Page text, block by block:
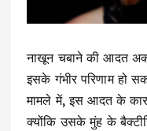
नाखून चबाने की आदत
इसके गंभीर परिणाम हो
मामले में, इस आदत के
क्योंकि उसके मुंह के